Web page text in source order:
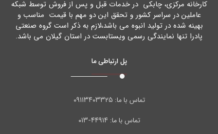
کارخانه مرکزي، چابکی در خدمات قبل و پس از فروش توسط شبکه
عاملین در سراسر کشور و تحقق این دو مهم با قیمت مناسب و
بهینه شده در تولید انبوه می باشد،لازم به ذکر است گروه صنعتی
پادرا تنها نمایندگی رسمی ویستابست در استان گیلان می باشد.
پل ارتباطی ما
تماس با ما:۰۹۱۱۳۴۰۳۳۲۵
تماس با ما: ۴۴۹۱۴-۰۱۳